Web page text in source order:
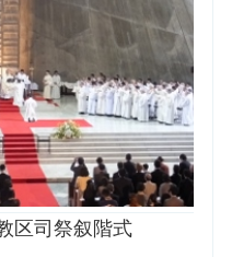
司祭叙階式